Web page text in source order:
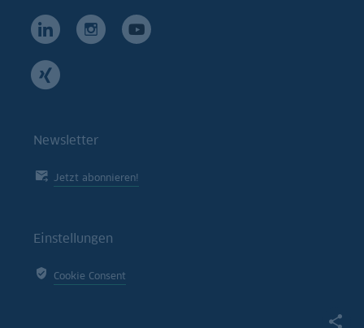
Newsletter
Jetzt abonnieren!
Einstellungen
Cookie Consent